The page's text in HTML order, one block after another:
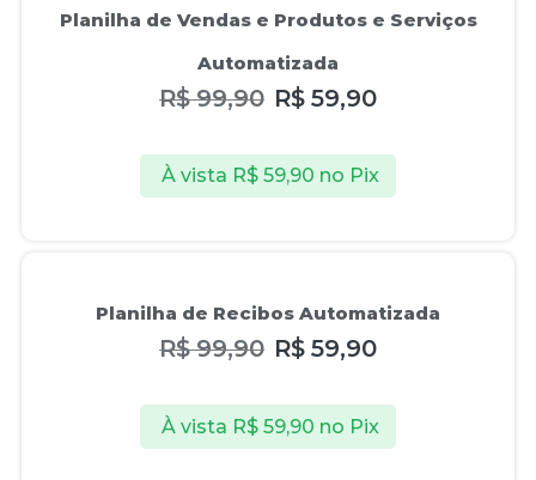
Planilha de Vendas e Produtos e Serviços
Automatizada
R$99,90 R$ 59,90
À vista R$ 59,90 no Pix
Planilha de Recibos Automatizada
R$99,90 R$ 59,90
À vista R$ 59,90 no Pix